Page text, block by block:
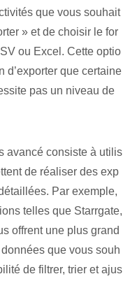
que vous souhait
» et de choisir le for
ou Excel. Cette optio
d’exporter que certaine
pas un niveau de
avancé consiste à utilis
de réaliser des exp
Par exemple,
telles que Starrgate,
offrent une plus grand
que vous souh
de filtrer, trier et ajus